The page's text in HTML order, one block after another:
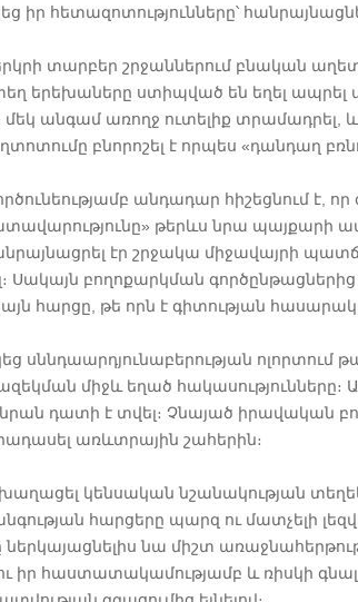
իր հետազոտությունները՝
տարբեր շրջաններում բնական
երեխաները ստիպված են եղել ապրել
անգամ առողջ ուտելիք տրամադրել,
բնորոշել է որպես «դանդաղ
անդադար հիշեցնում
թերևս նրա պայքարի
էր շրջակա միջավայրի
Սակայն բողոքարկման
հարցը, թե որն է գիտության
սննդաարդյունաբերության ոլորտում
միջև եղած
նրան դատի է տվել։ Չնայած իրավական
առևտրային շահերին։
կենսական նշանակության
հարցերը պարզ ու մատչելի
ներկայացնելիս նա միշտ
իր հաստատակամությամբ և ռիսկի